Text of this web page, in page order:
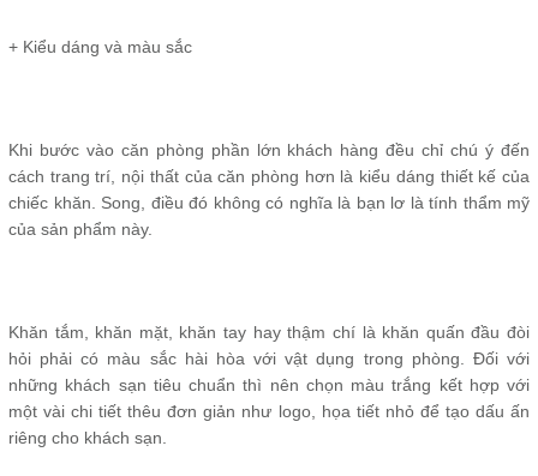
+ Kiểu dáng và màu sắc
Khi bước vào căn phòng phần lớn khách hàng đều chỉ chú ý đến
cách trang trí, nội thất của căn phòng hơn là kiểu dáng thiết kế của
chiếc khăn. Song, điều đó không có nghĩa là bạn lơ là tính thẩm mỹ
của sản phẩm này.
Khăn tắm, khăn mặt, khăn tay hay thậm chí là khăn quấn đầu đòi
hỏi phải có màu sắc hài hòa với vật dụng trong phòng. Đối với
những khách sạn tiêu chuẩn thì nên chọn màu trắng kết hợp với
một vài chi tiết thêu đơn giản như logo, họa tiết nhỏ để tạo dấu ấn
riêng cho khách sạn.